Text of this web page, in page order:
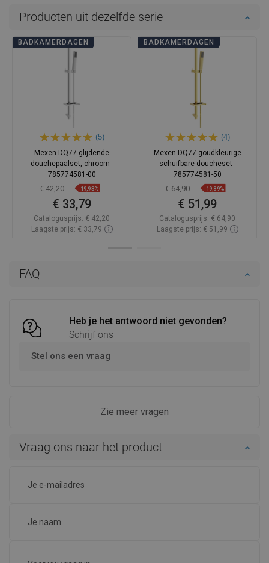
FAQ
Heb je het antwoord niet gevonden?
Schrijf ons
Stel ons een vraag
Zie meer vragen
Vraag ons naar het product
Producten uit dezelfde serie
BADKAMERDAGEN
(5)
Mexen DQ77 glijdende
douchepaalset, chroom -
785774581-00
€ 42,20 -19,93%
€ 33,79
Catalogusprijs: € 42,20
Laagste prijs: € 33,79
BADKAMERDAGEN
(4)
Mexen DQ77 goudkleurige
schuifbare doucheset -
785774581-50
€ 64,90 -19,89%
€ 51,99
Catalogusprijs: € 64,90
Laagste prijs: € 51,99